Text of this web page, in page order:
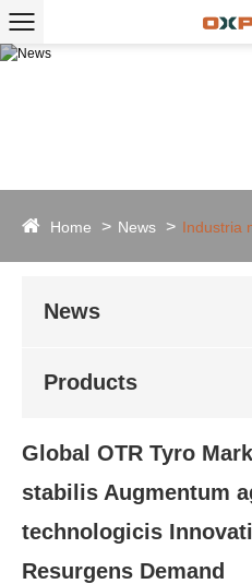
Home News Industria
News
Products
Global OTR Tyro
stabilis Augmentum
technologicis
Resurgens Demand